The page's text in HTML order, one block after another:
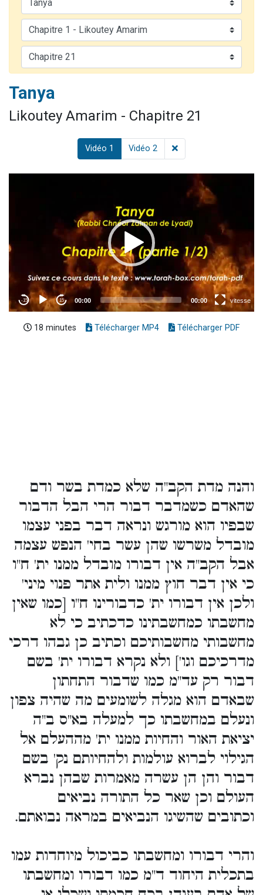
12 nouvelles musiques dans Torah-Box Music
3 personnes viennent de nous rejoindre sur WhatsApp
Tanya
Likoutey Amarim - Chapitre 21
Vidéo 1 Vidéo 2
18 minutes Télécharger MP4 Télécharger PDF
והנה מדת הקב"ה שלא כמדת בשר ודם
שהאדם כשמדבר דבור הרי הבל הדבור
שבפיו הוא מורגש ונראה דבר בפני עצמו
מובדל משרשו שהן עשר בחי' הנפש עצמה
אבל הקב"ה אין דבורו מובדל ממנו ית' ח"ו
כי אין דבר חוץ ממנו ולית אתר פנוי מיני'
ולכן אין דבורו ית' כדבורינו ח"ו [כמו שאין
מחשבתו כמחשבתינו כדכתיב כי לא
מחשבותי מחשבותיכם וכתיב כן גבהו דרכי
מדרכיכם וגו'] ולא נקרא דבורו ית' בשם
דבור רק עד"מ כמו שדבור התחתון
שבאדם הוא מגלה לשומעים מה שהיה צפון
ונעלם במחשבתו כך למעלה בא"ס ב"ה
יציאת האור והחיות ממנו ית' מההעלם אל
הגילוי לברוא עולמות ולהחיותם נק' בשם
דבור והן הן עשרה מאמרות שבהן נברא
העולם וכן שאר כל התורה נביאים
וכתובים שהשיגו הנביאים במראה נבואתם.
והרי דבורו ומחשבתו כביכול מיוחדות עמו
בתכלית היחוד ד"מ כמו דבורו ומחשבתו